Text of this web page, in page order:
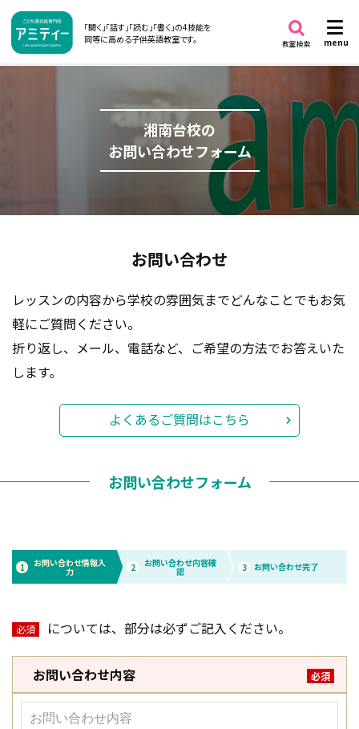
「聞く」「話す」「読む」「書く」の4技能を
同等に高める子供英語教室です。
menu
教室検索
湘南台校の
お問い合わせフォーム
お問い合わせ
レッスンの内容から学校の雰囲気までどんなことでもお気
軽にご質問ください。
折り返し、メール、電話など、ご希望の方法でお答えいた
します。
よくあるご質問はこちら
お問い合わせフォーム
1 お問い合わせ情報入
力 2 お問い合わせ内容確
認 3 お問い合わせ完了
必須 については、部分は必ずご記入ください。
お問い合わせ内容 必須